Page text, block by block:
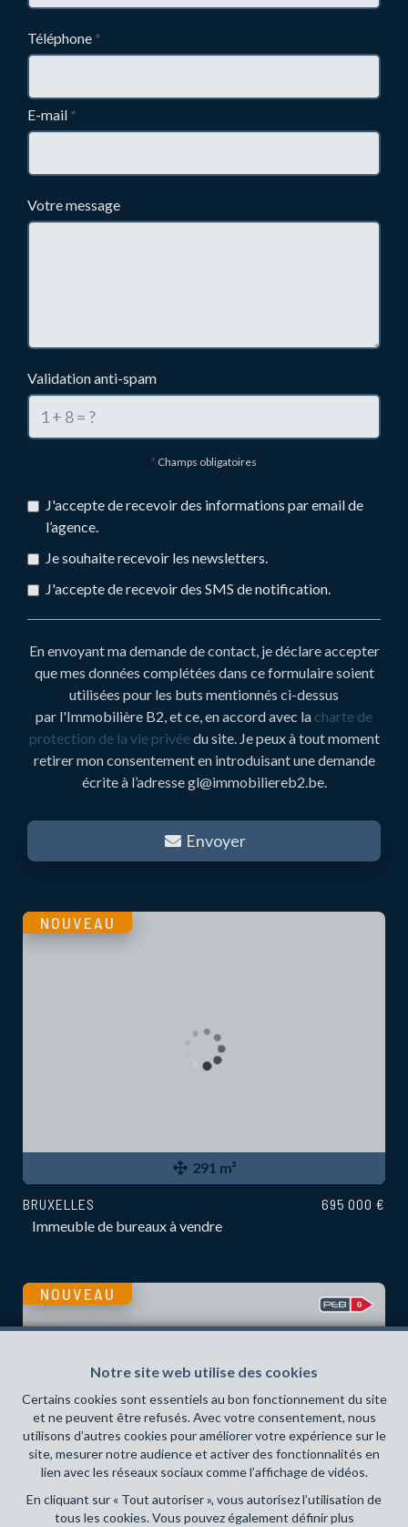
Téléphone *
E-mail *
Votre message
Validation anti-spam
* Champs obligatoires
J'accepte de recevoir des informations par email de
l’agence.
Je souhaite recevoir les newsletters.
J'accepte de recevoir des SMS de notification.
En envoyant ma demande de contact, je déclare accepter
que mes données complétées dans ce formulaire soient
utilisées pour les buts mentionnés ci-dessus
par l'Immobilière B2, et ce, en accord avec la charte de
protection de la vie privéedu site. Je peux à tout moment
retirer mon consentement en introduisant une demande
écrite à l’adresse gl@immobiliereb2.be.
Envoyer
291 m²
NOUVEAU
BRUXELLES
Immeuble de bureaux à vendre
695 000 €
NOUVEAU
Notre site web utilise des cookies
Certains cookies sont essentiels au bon fonctionnement du site
et ne peuvent être refusés. Avec votre consentement, nous
utilisons d’autres cookies pour améliorer votre expérience sur le
site, mesurer notre audience et activer des fonctionnalités en
lien avec les réseaux sociaux comme l’affichage de vidéos.
En cliquant sur « Tout autoriser », vous autorisez l’utilisation de
tous les cookies. Vous pouvez également définir plus